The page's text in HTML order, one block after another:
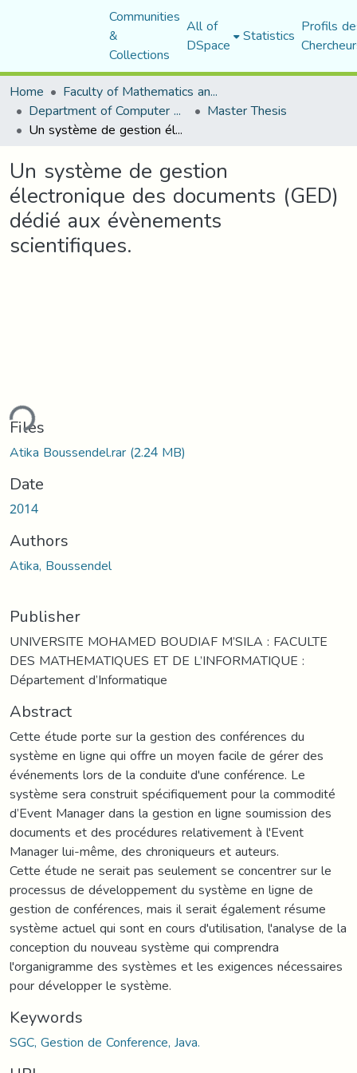
Communities
&
Collections
All of
DSpace Statistics Profils
Home
Faculty of Mathematics and Computer Science
Department of Computer Science Master Thesis
Un système de gestion électronique des documents (GED) dédié aux évènements scientifiques.
Un système de gestion
électronique des documents (GED)
dédié aux évènements
scientifiques.
Files
Atika Boussendel.rar(2.24 MB)
Date
2014
Authors
Atika, Boussendel
Publisher
UNIVERSITE MOHAMED BOUDIAF M’SILA : FACULTE
DES MATHEMATIQUES ET DE L’INFORMATIQUE :
Département d’Informatique
Abstract
Cette étude porte sur la gestion des conférences du
système en ligne qui offre un moyen facile de gérer des
événements lors de la conduite d'une conférence. Le
système sera construit spécifiquement pour la commodité
d’Event Manager dans la gestion en ligne soumission des
documents et des procédures relativement à l'Event
Manager lui-même, des chroniqueurs et auteurs.
Cette étude ne serait pas seulement se concentrer sur le
processus de développement du système en ligne de
gestion de conférences, mais il serait également résume
système actuel qui sont en cours d'utilisation, l'analyse de la
conception du nouveau système qui comprendra
l'organigramme des systèmes et les exigences nécessaires
pour développer le système.
Keywords
SGC, Gestion de Conference, Java.